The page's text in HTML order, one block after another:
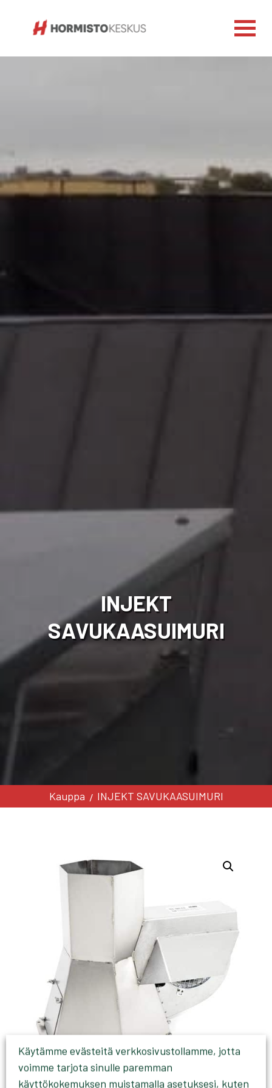
INJEKT
SAVUKAASUIMURI
Kauppa INJEKT SAVUKAASUIMURI
Käytämme evästeitä verkkosivustollamme, jotta
voimme tarjota sinulle paremman
käyttökokemuksen muistamalla asetuksesi, kuten